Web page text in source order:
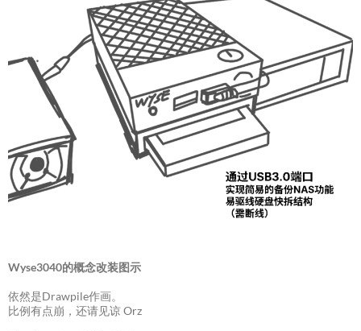
Wyse3040的概念改装图示
依然是Drawpile作画。
比例有点崩，还请见谅 Orz